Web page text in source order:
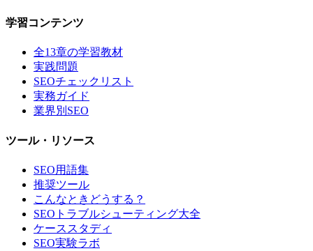
学習コンテンツ
全13章の学習教材
実践問題
SEOチェックリスト
実務ガイド
業界別SEO
ツール・リソース
SEO用語集
推奨ツール
こんなときどうする？
SEOトラブルシューティング大全
ケーススタディ
SEO実験ラボ